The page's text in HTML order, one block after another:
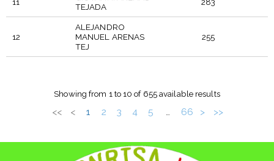
TEJADA
12
ALEJANDRO
MANUEL ARENAS
TEJ
255
Showing from 1 to 10 of 655 available results
<< < 1 2 3 4 5 66 > >>